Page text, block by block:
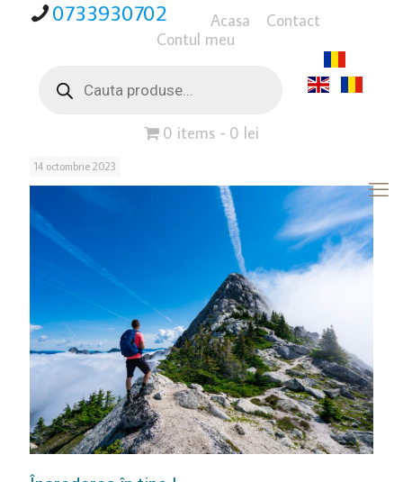
0733930702 Acasa
Contact
Contul meu
search
0 items 0 lei
14 octombrie 2023